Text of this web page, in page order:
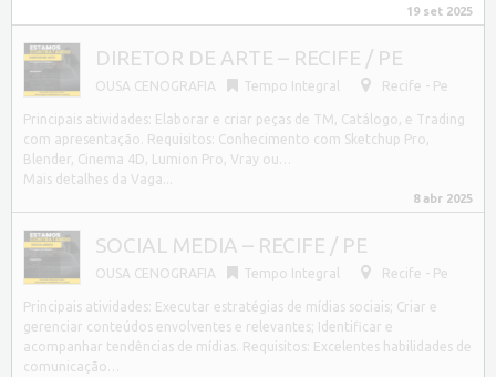
19 set 2025
DIRETOR DE ARTE – RECIFE / PE
OUSA CENOGRAFIA Tempo Integral Recife - Pe
Principais atividades: Elaborar e criar peças de TM, Catálogo, e Trading
com apresentação. Requisitos: Conhecimento com Sketchup Pro,
Blender, Cinema 4D, Lumion Pro, Vray ou…
Mais detalhes da Vaga...
8 abr 2025
SOCIAL MEDIA – RECIFE / PE
OUSA CENOGRAFIA Tempo Integral Recife - Pe
Principais atividades: Executar estratégias de mídias sociais; Criar e
gerenciar conteúdos envolventes e relevantes; Identificar e
acompanhar tendências de mídias. Requisitos: Excelentes habilidades de
comunicação…